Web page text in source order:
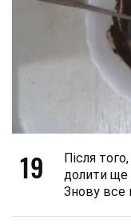
19
Після
долити ще
Знову все